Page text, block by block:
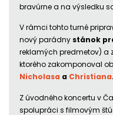
bravúrne a na výsledku
V rámci tohto turné
nový parádny stánok
reklamých predmetov) a
ktorého zakomponoval
Nicholasa a Christiana.
Z úvodného koncertu v
spolupráci s filmovým